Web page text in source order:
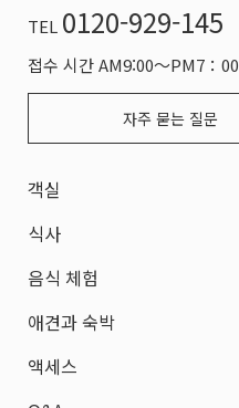
TEL 0120-929-145
접수 시간 AM9:00～PM7：00
자주 묻는 질문
객실
식사
음식 체험
애견과 숙박
액세스